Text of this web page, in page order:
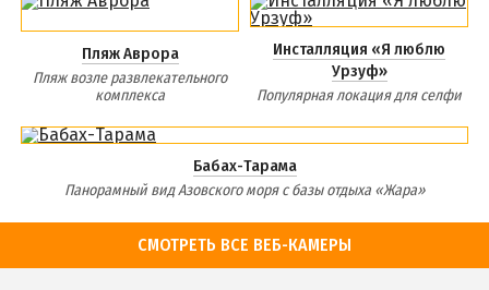
Пляж Аврора
Пляж возле развлекательного
комплекса
Инсталляция «Я люблю
Урзуф»
Популярная локация для селфи
Бабах-Тарама
Панорамный вид Азовского моря с базы отдыха «Жара»
СМОТРЕТЬ ВСЕ ВЕБ-КАМЕРЫ